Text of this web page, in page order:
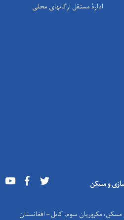
ادارۀ مستقل ارگانهای محلی
و مسکن Youtube Facebook
مکروریان سوم، کابل – افغانستان